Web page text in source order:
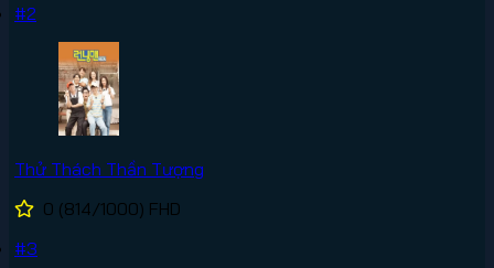
#2
Thử Thách Thần Tượng
0 (814/1000) FHD
#3